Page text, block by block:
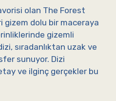
olan The Forest
gizem dolu bir maceraya
gizemli
sıradanlıktan uzak ve
sunuyor. Dizi
ve ilginç gerçekler bu